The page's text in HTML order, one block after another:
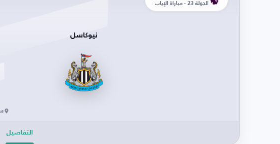
الجولة 23 - مباراة الإياب
نيوكاسل
التفاصيل